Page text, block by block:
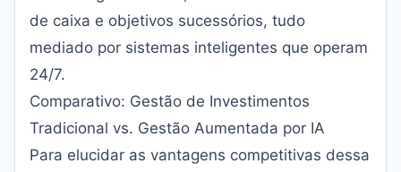
de caixa e objetivos sucessórios, tudo
mediado por sistemas inteligentes que operam
24/7.
Comparativo: Gestão de Investimentos
Tradicional vs. Gestão Aumentada por IA
Para elucidar as vantagens competitivas dessa